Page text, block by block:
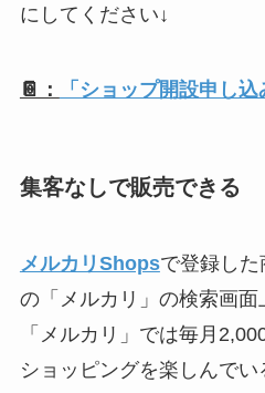
にしてください↓
📔： 「ショップ開設申し
集客なしで販売できる
メルカリShopsで登録した
の「メルカリ」の検索画面
「メルカリ」では毎月
ショッピングを楽しんで